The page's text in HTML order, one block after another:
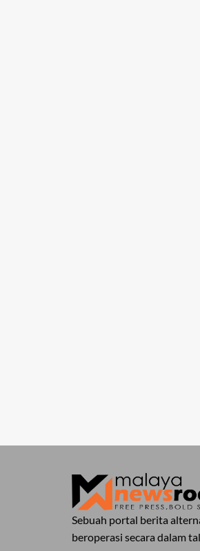
Sebuah portal berita
beroperasi secara dalam